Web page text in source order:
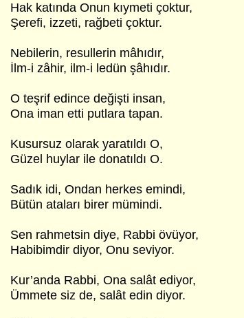
Hak katında Onun kıymeti çoktur,
Şerefi, izzeti, rağbeti çoktur.
Nebilerin, resullerin mâhıdır,
İlm-i zâhir, ilm-i ledün şâhıdır.
O teşrif edince değişti insan,
Ona iman etti putlara tapan.
Kusursuz olarak yaratıldı O,
Güzel huylar ile donatıldı O.
Sadık idi, Ondan herkes emindi,
Bütün ataları birer mümindi.
Sen rahmetsin diye, Rabbi övüyor,
Habibimdir diyor, Onu seviyor.
Kur’anda Rabbi, Ona salât ediyor,
Ümmete siz de, salât edin diyor.